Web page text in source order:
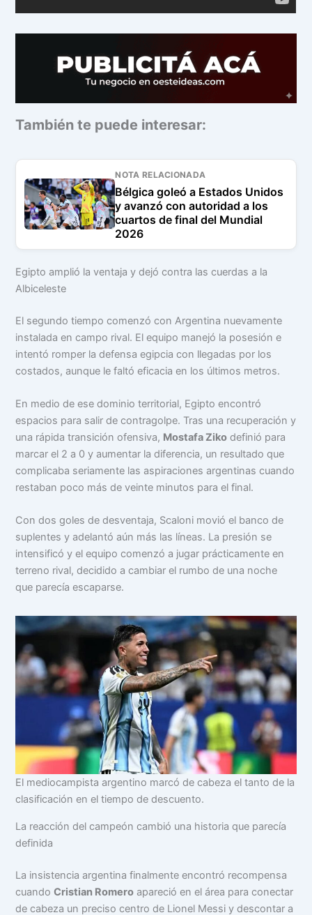
También te puede interesar:
NOTA RELACIONADA
Bélgica goleó a Estados Unidos
y avanzó con autoridad a los
cuartos de final del Mundial
2026
Egipto amplió la ventaja y dejó contra las cuerdas a la
Albiceleste
El segundo tiempo comenzó con Argentina nuevamente
instalada en campo rival. El equipo manejó la posesión e
intentó romper la defensa egipcia con llegadas por los
costados, aunque le faltó eficacia en los últimos metros.
En medio de ese dominio territorial, Egipto encontró
espacios para salir de contragolpe. Tras una recuperación y
una rápida transición ofensiva, Mostafa Ziko definió para
marcar el 2 a 0 y aumentar la diferencia, un resultado que
complicaba seriamente las aspiraciones argentinas cuando
restaban poco más de veinte minutos para el final.
Con dos goles de desventaja, Scaloni movió el banco de
suplentes y adelantó aún más las líneas. La presión se
intensificó y el equipo comenzó a jugar prácticamente en
terreno rival, decidido a cambiar el rumbo de una noche
que parecía escaparse.
El mediocampista argentino marcó de cabeza el tanto de la
clasificación en el tiempo de descuento.
La reacción del campeón cambió una historia que parecía
definida
La insistencia argentina finalmente encontró recompensa
cuandoCristian Romero apareció en el área para conectar
de cabeza un preciso centro de Lionel Messi y descontar a